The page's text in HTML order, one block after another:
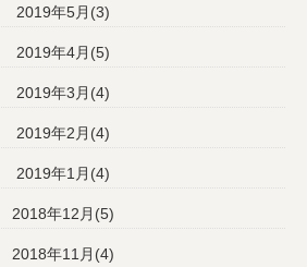
2019年5月(3)
2019年4月(5)
2019年3月(4)
2019年2月(4)
2019年1月(4)
2018年12月(5)
2018年11月(4)